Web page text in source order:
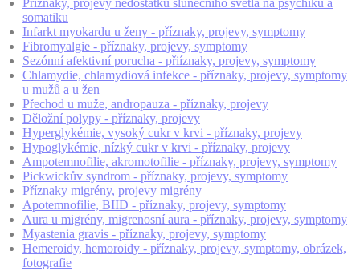
Příznaky, projevy nedostatku slunečního světla na psychiku a
somatiku
Infarkt myokardu u ženy - příznaky, projevy, symptomy
Fibromyalgie - příznaky, projevy, symptomy
Sezónní afektivní porucha - přiíznaky, projevy, symptomy
Chlamydie, chlamydiová infekce - příznaky, projevy, symptomy
u mužů a u žen
Přechod u muže, andropauza - příznaky, projevy
Děložní polypy - příznaky, projevy
Hyperglykémie, vysoký cukr v krvi - příznaky, projevy
Hypoglykémie, nízký cukr v krvi - příznaky, projevy
Ampotemnofilie, akromotofilie - příznaky, projevy, symptomy
Pickwickův syndrom - příznaky, projevy, symptomy
Příznaky migrény, projevy migrény
Apotemnofilie, BIID - příznaky, projevy, symptomy
Aura u migrény, migrenosní aura - příznaky, projevy, symptomy
Myastenia gravis - příznaky, projevy, symptomy
Hemeroidy, hemoroidy - příznaky, projevy, symptomy, obrázek,
fotografie